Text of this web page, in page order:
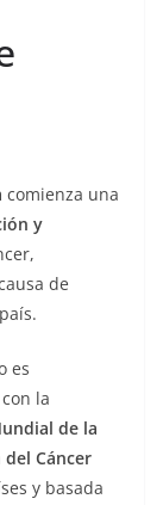
comienza una
y
de
es
la
de la
Cáncer
y basada